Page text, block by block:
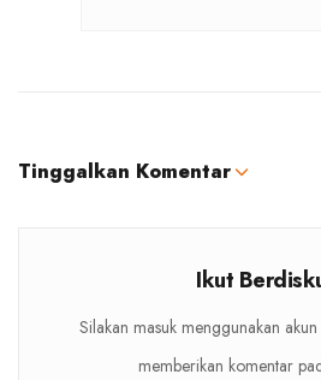
Tinggalkan Komentar
Ikut
Silakan masuk menggunakan
memberikan komentar